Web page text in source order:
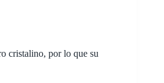
cristalino, por lo que su